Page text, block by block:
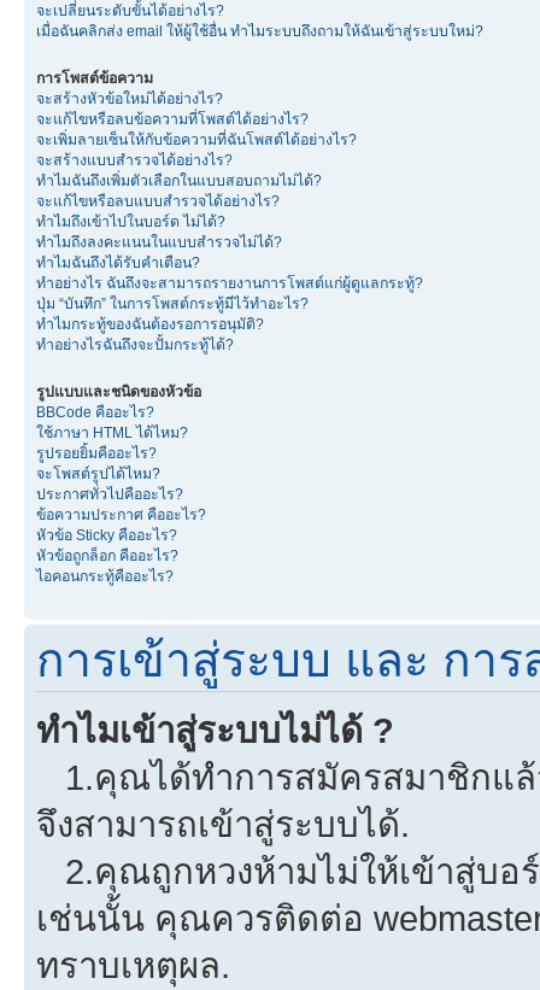
จะเปลี่ยนระดับขั้นได้อย่างไร?
เมื่อฉันคลิกส่ง email ให้ผู้ใช้อื่น ทำไมระบบถึงถามให้ฉันเข้าสู่ระบบใหม่?
การโพสต์ข้อความ
จะสร้างหัวข้อใหม่ได้อย่างไร?
จะแก้ไขหรือลบข้อความที่โพสต์ได้อย่างไร?
จะเพิ่มลายเซ็นให้กับข้อความที่ฉันโพสต์ได้อย่างไร?
จะสร้างแบบสำรวจได้อย่างไร?
ทำไมฉันถึงเพิ่มตัวเลือกในแบบสอบถามไม่ได้?
จะแก้ไขหรือลบแบบสำรวจได้อย่างไร?
ทำไมถึงเข้าไปในบอร์ด ไม่ได้?
ทำไมถึงลงคะแนนในแบบสำรวจไม่ได้?
ทำไมฉันถึงได้รับคำเตือน?
ทำอย่างไร ฉันถึงจะสามารถรายงานการโพสต์แก่ผู้ดูแลกระทู้?
ปุ่ม “บันทึก” ในการโพสต์กระทู้มีไว้ทำอะไร?
ทำไมกระทู้ของฉันต้องรอการอนุมัติ?
ทำอย่างไรฉันถึงจะปั้มกระทู้ได้?
รูปแบบและชนิดของหัวข้อ
BBCode คืออะไร?
ใช้ภาษา HTML ได้ไหม?
รูปรอยยิ้มคืออะไร?
จะโพสต์รูปได้ไหม?
ประกาศทั่วไปคืออะไร?
ข้อความประกาศ คืออะไร?
หัวข้อ Sticky คืออะไร?
หัวข้อถูกล็อก คืออะไร?
ไอคอนกระทู้คืออะไร?
การเข้าสู่ระบบ และ กา
ทำไมเข้าสู่ระบบไม่ได้ ?
1.คุณได้ทำการสมัครสมาชิกแ
จึงสามารถเข้าสู่ระบบได้.
2.คุณถูกหวงห้ามไม่ให้เข้าสู่บอ
เช่นนั้น คุณควรติดต่อ
ทราบเหตุผล.